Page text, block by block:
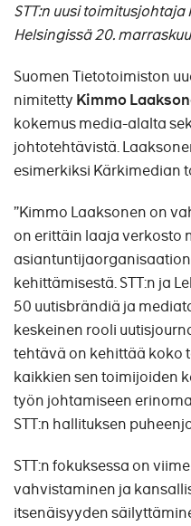
STT:n uusi
Helsingissä 20.
Suomen Tietotoimiston
nimitetty Kimmo
kokemus media-alalta
johtotehtävistä.
esimerkiksi Kärkimedian
”Kimmo Laaksonen on
on erittäin laaja verkosto
kehittämisestä. STT:n ja
50 uutisbrändiä ja
keskeinen rooli
tehtävä on kehittää koko
kaikkien sen toimijoiden
työn johtamiseen
STT:n hallituksen
STT:n fokuksessa on
vahvistaminen ja
itsenäisyyden